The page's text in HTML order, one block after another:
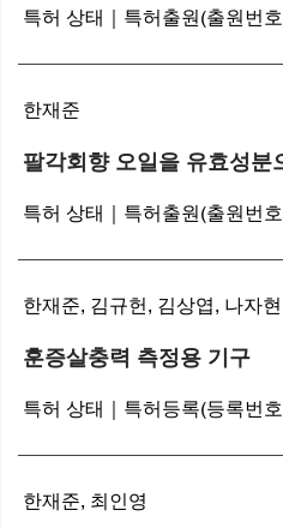
특허 상태｜특허출원(출원번
​한재준
팔각회향 오일을 유효성
특허 상태｜특허출원(출원번
한재준, 김규헌, 김상엽, 나자
훈증살충력 측정용 기구
특허 상태｜특허등록(등록번
​한재준, 최인영